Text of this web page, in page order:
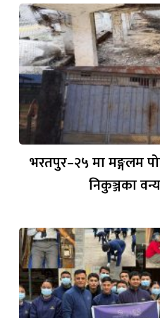
भरतपुर–२५ मा मङ्गलम
निकुञ्जका